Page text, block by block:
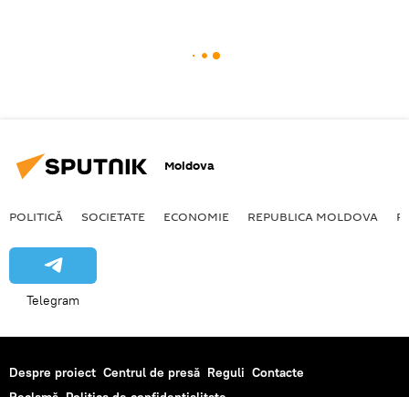
Moldova
POLITICĂ SOCIETATE ECONOMIE REPUBLICA MOLDOVA
Telegram
Despre proiect Centrul de presă Reguli Contacte